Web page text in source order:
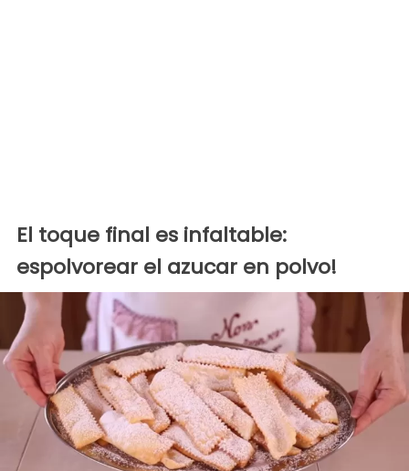
El toque final es infaltable:
espolvorear el azucar en polvo!